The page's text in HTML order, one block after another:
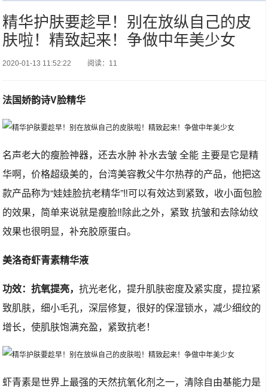
精华护肤要趁早！别在放纵自己的皮
肤啦！精致起来！争做中年美少女
2020-01-13 11:52:22 阅读：11
法国娇韵诗V脸‌精华
名声‌老大的瘦脸神‌器，还去‌水肿 补水去皱 全能‌ 主要是它是‌精
华啊，价格超级美的，台湾美‌容‌教父牛尔热‌荐的产品，他把这
款‌产品‌称为“娃娃脸抗老精华”‼️可以有‌效达到紧‌致，收‌小面包脸
的效‌果，简单来说就是瘦脸‼️除‌此之‌外，紧‌致 抗皱和去‌除幼纹
效‌果也很明显，补‌充‌胶原蛋白。
美洛奇虾青素精华液
功效：抗氧提亮，抗光老化，提升肌肤密度及紧实度，提拉紧
致肌肤，细小毛孔，深层修复，很好的保湿锁水，减少细纹的
增长，使肌肤饱满充盈，紧致抗老！
虾青素是世界上最强的天然抗氧化剂之一，清除自由基能力是